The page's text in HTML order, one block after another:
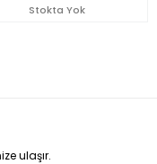
Stokta Yok
ulaşır.